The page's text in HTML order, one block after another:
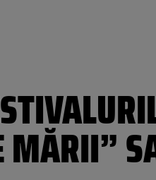
MĂRII”